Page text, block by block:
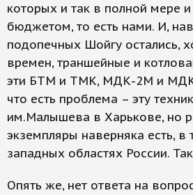
которых и так в полной мере
бюджетом, то есть нами. И,
подопечных Шойгу остались,
времен, траншейные и
эти БТМ и ТМК, МДК-2М и
что есть проблема – эту
им.Малышева в Харькове, но
экземпляры наверняка есть, в
западных областях России.
Опять же, нет ответа на